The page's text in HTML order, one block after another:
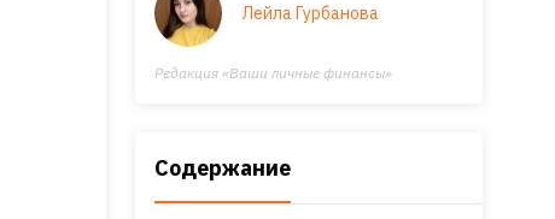
Лейла Гурбанова
Редакция «Ваши личные финансы»
Содержание